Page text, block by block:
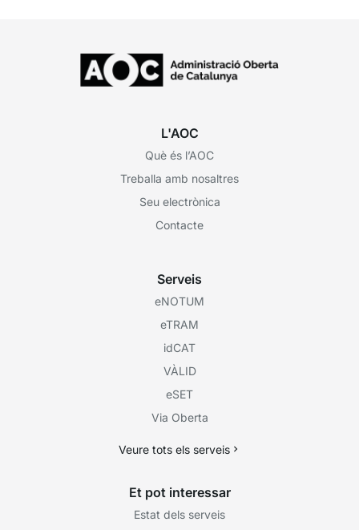
L'AOC
Què és l’AOC
Treballa amb nosaltres
Seu electrònica
Contacte
Serveis
eNOTUM
eTRAM
idCAT
VÀLID
eSET
Via Oberta
Veure tots els serveis
Et pot interessar
Estat dels serveis